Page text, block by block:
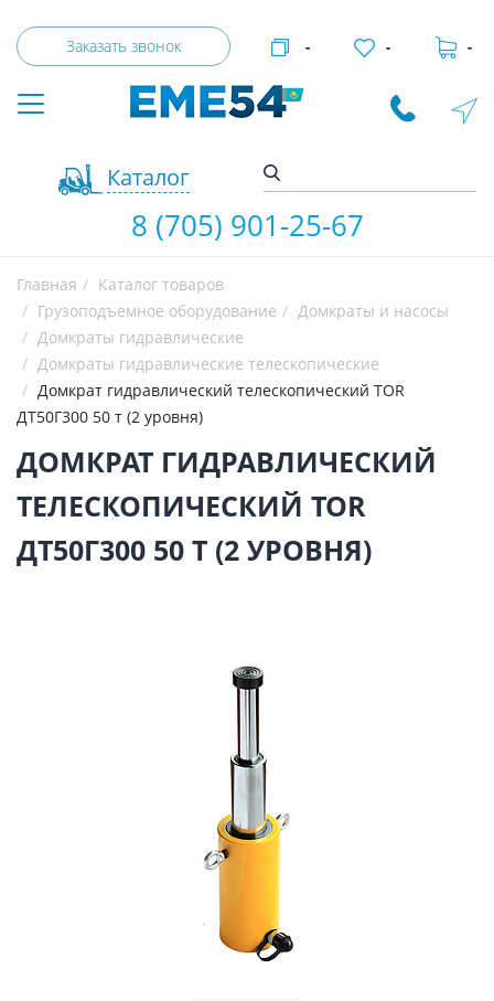
Заказать звонок
Каталог
- - -
8 (705) 901-25-67
Главная
Каталог товаров
Грузоподъемное оборудование
Домкраты и насосы
Домкраты гидравлические
Домкраты гидравлические телескопические
Домкрат гидравлический телескопический TOR
ДТ50Г300 50 т (2 уровня)
ДОМКРАТ ГИДРАВЛИЧЕСКИЙ
ТЕЛЕСКОПИЧЕСКИЙ TOR
ДТ50Г300 50 Т (2 УРОВНЯ)